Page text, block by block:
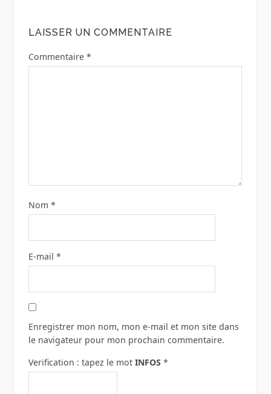
LAISSER UN COMMENTAIRE
Commentaire *
Nom *
E-mail *
Enregistrer mon nom, mon e-mail et mon site dans
le navigateur pour mon prochain commentaire.
Verification : tapez le mot INFOS *